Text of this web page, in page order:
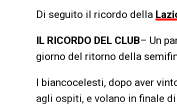
Di seguito il ricordo della
IL RICORDO DEL CLUB– Un
giorno del ritorno della
I biancocelesti, dopo aver
agli ospiti, e volano in finale di